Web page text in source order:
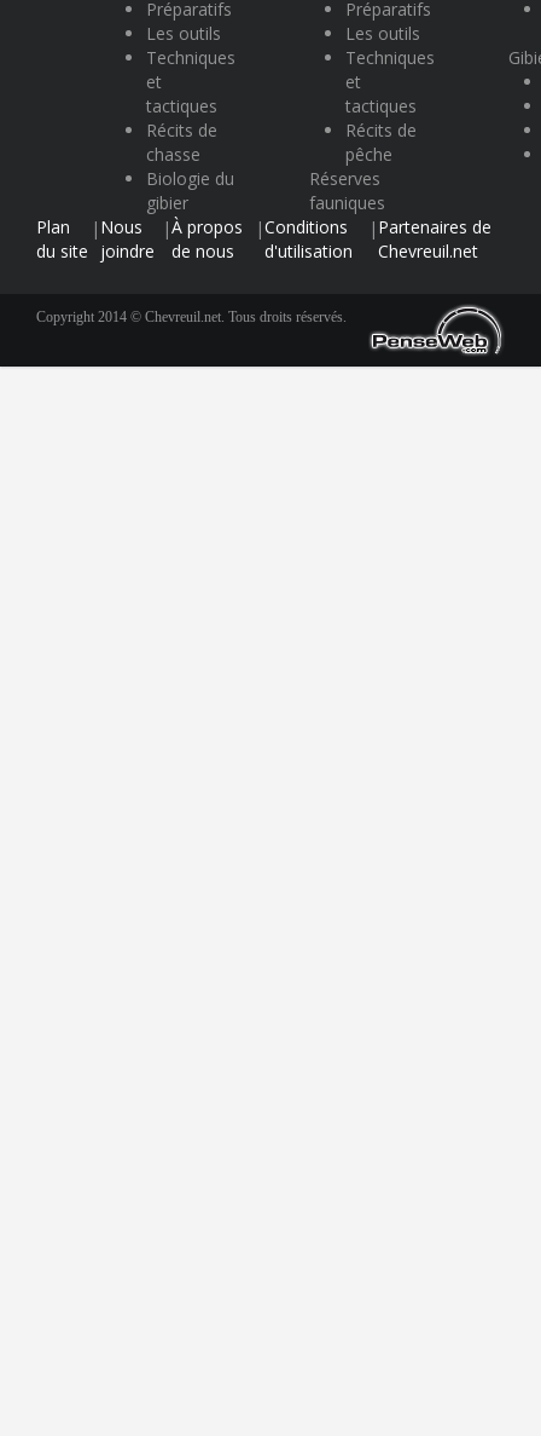
Préparatifs
Les outils
Techniques
et
tactiques
Récits de
chasse
Biologie du
gibier
Préparatifs
Les outils
Techniques
et
tactiques
Récits de
pêche
Réserves
fauniques
Plan
du site
| Nous
joindre
|À propos
de nous
|Conditions
d'utilisation
| Partenaires de
Chevreuil.net
Copyright 2014 © Chevreuil.net. Tous droits réservés.